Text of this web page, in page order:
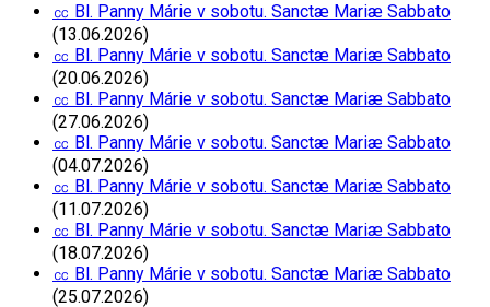
㏄ Bl. Panny Márie v sobotu. Sanctæ Mariæ Sabbato
(13.06.2026)
㏄ Bl. Panny Márie v sobotu. Sanctæ Mariæ Sabbato
(20.06.2026)
㏄ Bl. Panny Márie v sobotu. Sanctæ Mariæ Sabbato
(27.06.2026)
㏄ Bl. Panny Márie v sobotu. Sanctæ Mariæ Sabbato
(04.07.2026)
㏄ Bl. Panny Márie v sobotu. Sanctæ Mariæ Sabbato
(11.07.2026)
㏄ Bl. Panny Márie v sobotu. Sanctæ Mariæ Sabbato
(18.07.2026)
㏄ Bl. Panny Márie v sobotu. Sanctæ Mariæ Sabbato
(25.07.2026)